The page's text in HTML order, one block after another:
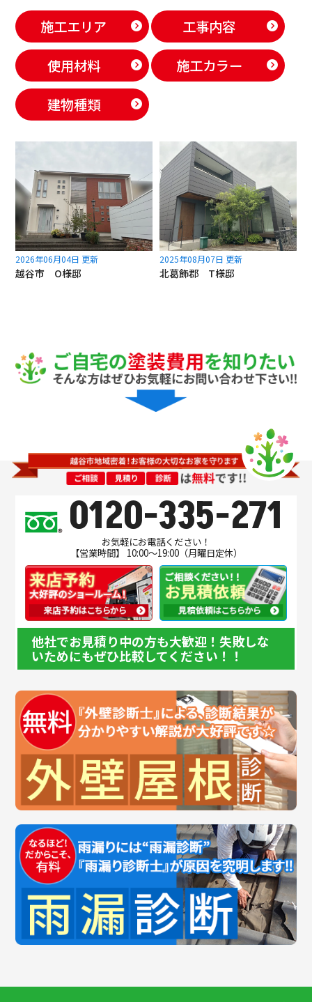
施工エリア
工事内容
使用材料
施工カラー
建物種類
2026年06月04日 更新
越谷市 O様邸
2025年08月07日 更新
北葛飾郡 T様邸
0120-335-271
お気軽にお電話ください！
【営業時間】 10:00～19:00（月曜日定休）
他社でお見積り中の方も大歓迎！失敗しな
いためにもぜひ比較してください！！